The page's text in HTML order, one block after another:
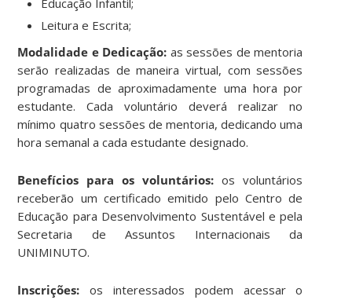
Leitura e Escrita;
Modalidade e Dedicação: as sessões de mentoria
serão realizadas de maneira virtual, com sessões
programadas de aproximadamente uma hora por
estudante. Cada voluntário deverá realizar no
mínimo quatro sessões de mentoria, dedicando uma
hora semanal a cada estudante designado.
Benefícios para os voluntários:os voluntários
receberão um certificado emitido pelo Centro de
Educação para Desenvolvimento Sustentável e pela
Secretaria de Assuntos Internacionais da
UNIMINUTO.
Inscrições: os interessados podem acessar o